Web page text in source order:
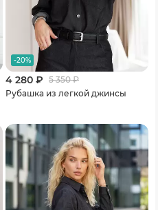
-20%
4 280 ₽ 5 350₽
Рубашка из легкой джинсы